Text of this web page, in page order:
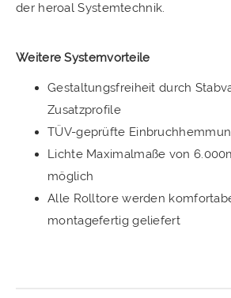
der heroal Systemtechnik.
Weitere Systemvorteile
Gestaltungsfreiheit durch
Zusatzprofile
TÜV-geprüfte
Lichte Maximalmaße von
möglich
Alle Rolltore werden
montagefertig geliefert